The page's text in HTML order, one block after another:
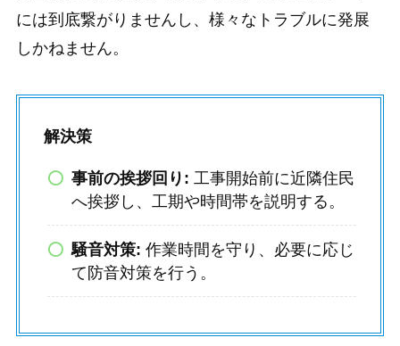
には到底繋がりませんし、様々なトラブルに発展
しかねません。
解決策
事前の挨拶回り: 工事開始前に近隣住民
へ挨拶し、工期や時間帯を説明する。
騒音対策: 作業時間を守り、必要に応じ
て防音対策を行う。